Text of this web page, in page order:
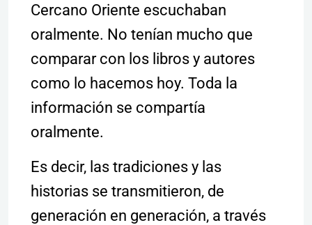
Cercano Oriente escuchaban
oralmente. No tenían mucho que
comparar con los libros y autores
como lo hacemos hoy. Toda la
información se compartía
oralmente.
Es decir, las tradiciones y las
historias se transmitieron, de
generación en generación, a través